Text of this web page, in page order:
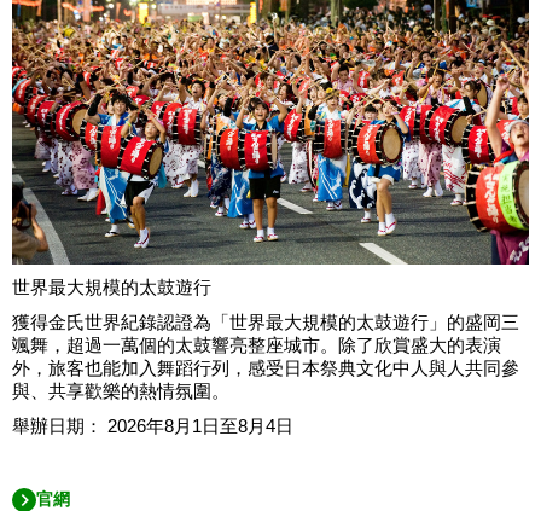
世界最大規模的太鼓遊行
獲得金氏世界紀錄認證為「世界最大規模的太鼓遊行」的盛岡三
颯舞，超過一萬個的太鼓響亮整座城市。除了欣賞盛大的表演
外，旅客也能加入舞蹈行列，感受日本祭典文化中人與人共同參
與、共享歡樂的熱情氛圍。
舉辦日期： 2026年8月1日至8月4日
官網